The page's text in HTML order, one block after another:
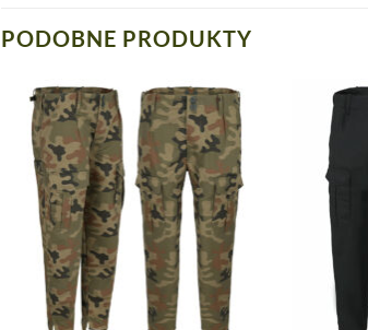
PODOBNE PRODUKTY